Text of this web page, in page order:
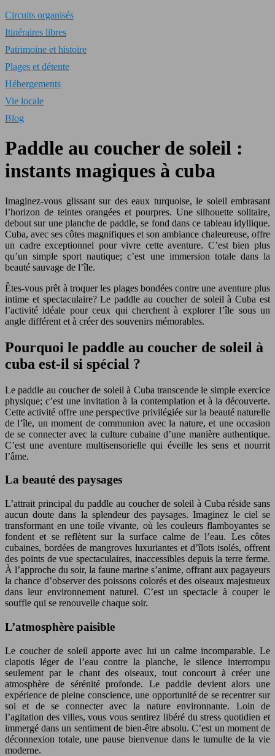
Circuits organisés
Itinéraires libres
Patrimoine et histoire
Plages et détente
Hébergements
Vie locale
Blog
Paddle au coucher de soleil :
instants magiques à cuba
Imaginez-vous glissant sur des eaux turquoise, le soleil embrasant
l’horizon de teintes orangées et pourpres. Une silhouette solitaire,
debout sur une planche de paddle, se fond dans ce tableau idyllique.
Cuba, avec ses côtes magnifiques et son ambiance chaleureuse, offre
un cadre exceptionnel pour vivre cette aventure. C’est bien plus
qu’un simple sport nautique; c’est une immersion totale dans la
beauté sauvage de l’île.
Êtes-vous prêt à troquer les plages bondées contre une aventure plus
intime et spectaculaire? Le paddle au coucher de soleil à Cuba est
l’activité idéale pour ceux qui cherchent à explorer l’île sous un
angle différent et à créer des souvenirs mémorables.
Pourquoi le paddle au coucher de soleil à
cuba est-il si spécial ?
Le paddle au coucher de soleil à Cuba transcende le simple exercice
physique; c’est une invitation à la contemplation et à la découverte.
Cette activité offre une perspective privilégiée sur la beauté naturelle
de l’île, un moment de communion avec la nature, et une occasion
de se connecter avec la culture cubaine d’une manière authentique.
C’est une aventure multisensorielle qui éveille les sens et nourrit
l’âme.
La beauté des paysages
L’attrait principal du paddle au coucher de soleil à Cuba réside sans
aucun doute dans la splendeur des paysages. Imaginez le ciel se
transformant en une toile vivante, où les couleurs flamboyantes se
fondent et se reflètent sur la surface calme de l’eau. Les côtes
cubaines, bordées de mangroves luxuriantes et d’îlots isolés, offrent
des points de vue spectaculaires, inaccessibles depuis la terre ferme.
À l’approche du soir, la faune marine s’anime, offrant aux pagayeurs
la chance d’observer des poissons colorés et des oiseaux majestueux
dans leur environnement naturel. C’est un spectacle à couper le
souffle qui se renouvelle chaque soir.
L’atmosphère paisible
Le coucher de soleil apporte avec lui un calme incomparable. Le
clapotis léger de l’eau contre la planche, le silence interrompu
seulement par le chant des oiseaux, tout concourt à créer une
atmosphère de sérénité profonde. Le paddle devient alors une
expérience de pleine conscience, une opportunité de se recentrer sur
soi et de se connecter avec la nature environnante. Loin de
l’agitation des villes, vous vous sentirez libéré du stress quotidien et
immergé dans un sentiment de bien-être absolu. C’est un moment de
déconnexion totale, une pause bienvenue dans le tumulte de la vie
moderne.